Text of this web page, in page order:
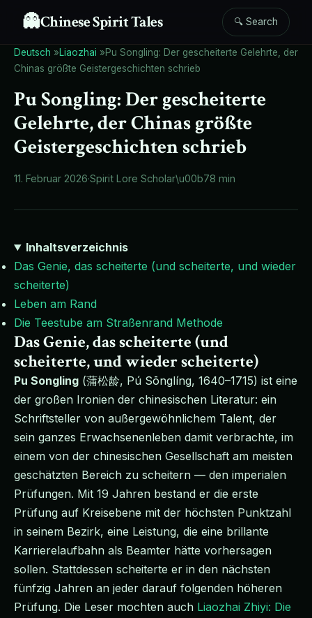
👻Chinese Spirit Tales 🔍 Search
Deutsch »Liaozhai »Pu Songling: Der gescheiterte Gelehrte, der
Chinas größte Geistergeschichten schrieb
Pu Songling: Der gescheiterte
Gelehrte, der Chinas größte
Geistergeschichten schrieb
11. Februar 2026·Spirit Lore Scholar\u00b78 min
Inhaltsverzeichnis
Das Genie, das scheiterte (und scheiterte, und wieder
scheiterte)
Leben am Rand
Die Teestube am Straßenrand Methode
Das Genie, das scheiterte (und
scheiterte, und wieder scheiterte)
Pu Songling (蒲松龄, Pú Sōnglíng, 1640–1715) ist eine
der großen Ironien der chinesischen Literatur: ein
Schriftsteller von außergewöhnlichem Talent, der
sein ganzes Erwachsenenleben damit verbrachte, im
einem von der chinesischen Gesellschaft am meisten
geschätzten Bereich zu scheitern — den imperialen
Prüfungen. Mit 19 Jahren bestand er die erste
Prüfung auf Kreisebene mit der höchsten Punktzahl
in seinem Bezirk, eine Leistung, die eine brillante
Karrierelaufbahn als Beamter hätte vorhersagen
sollen. Stattdessen scheiterte er in den nächsten
fünfzig Jahren an jeder darauf folgenden höheren
Prüfung. Die Leser mochten auch Liaozhai Zhiyi: Die